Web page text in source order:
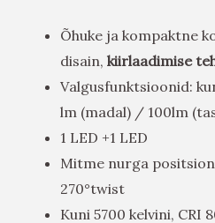
Õhuke ja kompaktne
disain, kiirlaadimise
Valgusfunktsioonid:
lm (madal) / 100lm
1 LED +1 LED
Mitme nurga
270°twist
Kuni 5700 kelvini, CRI